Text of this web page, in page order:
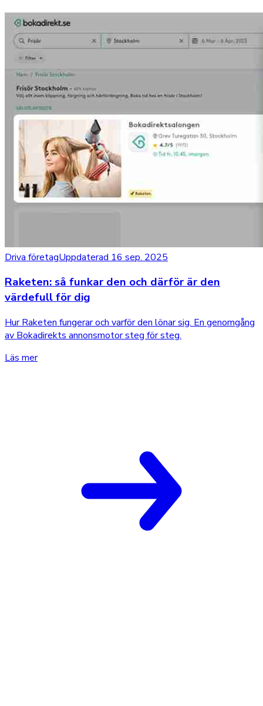
Driva företagUppdaterad 16 sep. 2025
Raketen: så funkar den och därför är den
värdefull för dig
Hur Raketen fungerar och varför den lönar sig. En genomgång
av Bokadirekts annonsmotor steg för steg.
Läs mer